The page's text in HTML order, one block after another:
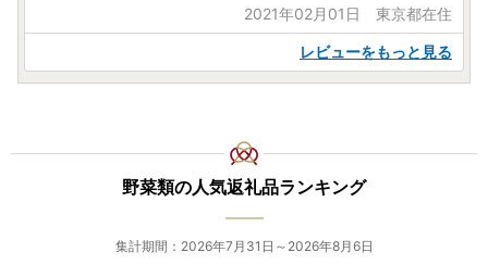
2021年02月01日 東京都在住
レビューをもっと見る
野菜類の人気返礼品ランキング
集計期間：2026年7月31日～2026年8月6日